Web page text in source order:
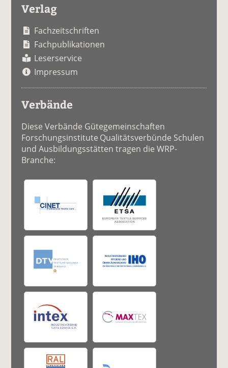
Verlag
Fachzeitschriften
Fachpublikationen
Leserservice
Impressum
Verbände
Diese Verbände Gütegemeinschaften
Forschungsinstitute Qualitätsverbünde Schulen
und Ausbildungsstätten tragen die WRP-
Branche: